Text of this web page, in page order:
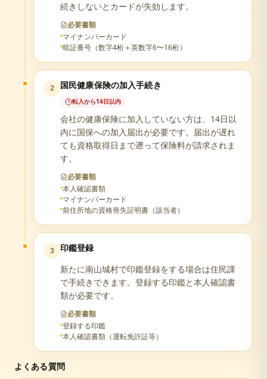
続きしないとカードが失効します。
必要書類
マイナンバーカード
暗証番号（数字4桁＋英数字6〜16桁）
2 国民健康保険の加入手続き
転入から14日以内
会社の健康保険に加入していない方は、14日以
内に国保への加入届出が必要です。届出が遅れ
ても資格取得日まで遡って保険料が請求されま
す。
必要書類
本人確認書類
マイナンバーカード
前住所地の資格喪失証明書（該当者）
3 印鑑登録
新たに南山城村で印鑑登録をする場合は住民課
で手続きできます。登録する印鑑と本人確認書
類が必要です。
必要書類
登録する印鑑
本人確認書類（運転免許証等）
よくある質問